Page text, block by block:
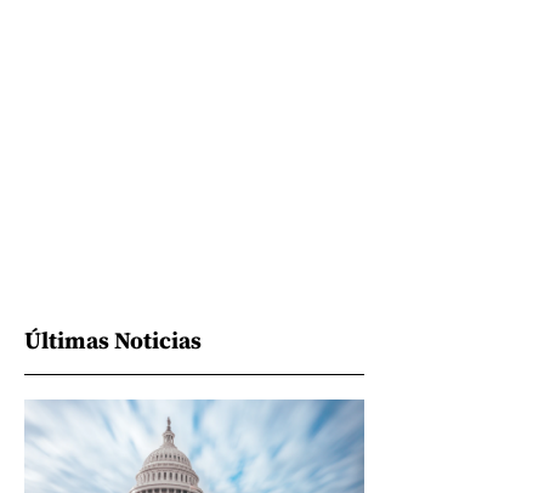
Últimas Noticias